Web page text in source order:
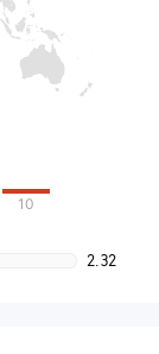
10
2.32